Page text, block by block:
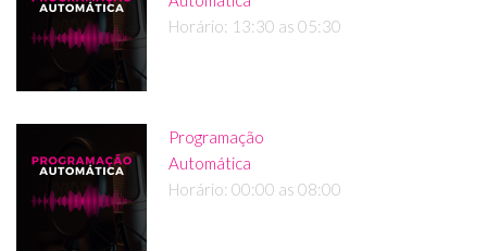
Horário: 13:30 as 05:30
Programação
Automática
Horário: 00:00 as 08:00